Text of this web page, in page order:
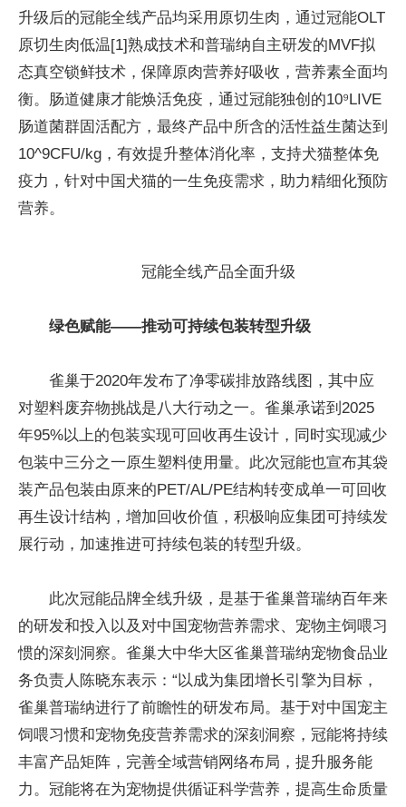
升级后的冠能全线产品均采用原切生肉，通过冠能OLT
原切生肉低温[1]熟成技术和普瑞纳自主研发的MVF拟
态真空锁鲜技术，保障原肉营养好吸收，营养素全面均
衡。肠道健康才能焕活免疫，通过冠能独创的10⁹LIVE
肠道菌群固活配方，最终产品中所含的活性益生菌达到
10^9CFU/kg，有效提升整体消化率，支持犬猫整体免
疫力，针对中国犬猫的一生免疫需求，助力精细化预防
营养。
冠能全线产品全面升级
绿色赋能——推动可持续包装转型升级
雀巢于2020年发布了净零碳排放路线图，其中应
对塑料废弃物挑战是八大行动之一。雀巢承诺到2025
年95%以上的包装实现可回收再生设计，同时实现减少
包装中三分之一原生塑料使用量。此次冠能也宣布其袋
装产品包装由原来的PET/AL/PE结构转变成单一可回收
再生设计结构，增加回收价值，积极响应集团可持续发
展行动，加速推进可持续包装的转型升级。
此次冠能品牌全线升级，是基于雀巢普瑞纳百年来
的研发和投入以及对中国宠物营养需求、宠物主饲喂习
惯的深刻洞察。雀巢大中华大区雀巢普瑞纳宠物食品业
务负责人陈晓东表示：“以成为集团增长引擎为目标，
雀巢普瑞纳进行了前瞻性的研发布局。基于对中国宠主
饲喂习惯和宠物免疫营养需求的深刻洞察，冠能将持续
丰富产品矩阵，完善全域营销网络布局，提升服务能
力。冠能将在为宠物提供循证科学营养，提高生命质量